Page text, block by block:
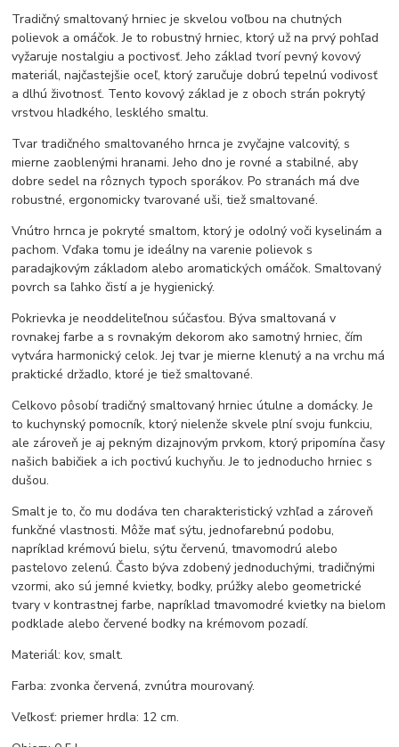
Tradičný smaltovaný hrniec je skvelou voľbou na chutných
polievok a omáčok. Je to robustný hrniec, ktorý už na prvý pohľad
vyžaruje nostalgiu a poctivosť. Jeho základ tvorí pevný kovový
materiál, najčastejšie oceľ, ktorý zaručuje dobrú tepelnú vodivosť
a dlhú životnosť. Tento kovový základ je z oboch strán pokrytý
vrstvou hladkého, lesklého smaltu.
Tvar tradičného smaltovaného hrnca je zvyčajne valcovitý, s
mierne zaoblenými hranami. Jeho dno je rovné a stabilné, aby
dobre sedel na rôznych typoch sporákov. Po stranách má dve
robustné, ergonomicky tvarované uši, tiež smaltované.
Vnútro hrnca je pokryté smaltom, ktorý je odolný voči kyselinám a
pachom. Vďaka tomu je ideálny na varenie polievok s
paradajkovým základom alebo aromatických omáčok. Smaltovaný
povrch sa ľahko čistí a je hygienický.
Pokrievka je neoddeliteľnou súčasťou. Býva smaltovaná v
rovnakej farbe a s rovnakým dekorom ako samotný hrniec, čím
vytvára harmonický celok. Jej tvar je mierne klenutý a na vrchu má
praktické držadlo, ktoré je tiež smaltované.
Celkovo pôsobí tradičný smaltovaný hrniec útulne a domácky. Je
to kuchynský pomocník, ktorý nielenže skvele plní svoju funkciu,
ale zároveň je aj pekným dizajnovým prvkom, ktorý pripomína časy
našich babičiek a ich poctivú kuchyňu. Je to jednoducho hrniec s
dušou.
Smalt je to, čo mu dodáva ten charakteristický vzhľad a zároveň
funkčné vlastnosti. Môže mať sýtu, jednofarebnú podobu,
napríklad krémovú bielu, sýtu červenú, tmavomodrú alebo
pastelovo zelenú. Často býva zdobený jednoduchými, tradičnými
vzormi, ako sú jemné kvietky, bodky, prúžky alebo geometrické
tvary v kontrastnej farbe, napríklad tmavomodré kvietky na bielom
podklade alebo červené bodky na krémovom pozadí.
Materiál: kov, smalt.
Farba: zvonka červená, zvnútra mourovaný.
Veľkosť: priemer hrdla: 12 cm.